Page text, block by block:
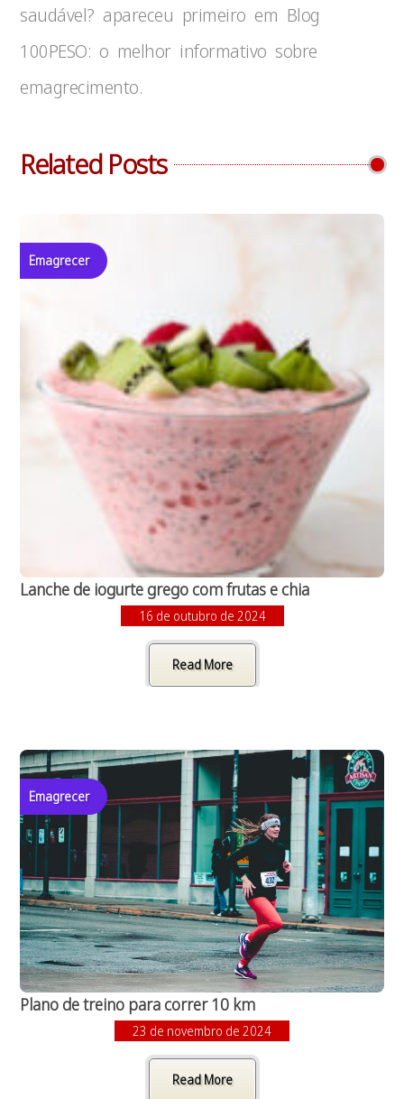
saudável? apareceu primeiro em Blog
100PESO: o melhor informativo sobre
emagrecimento.
Related Posts
Emagrecer
Lanche de iogurte grego com frutas e chia
16 de outubro de 2024
Read More
Emagrecer
Plano de treino para correr 10 km
23 de novembro de 2024
Read More